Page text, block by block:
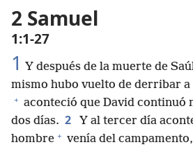
la
Biblia
2 Samuel
1:1-27
1 Y después de la muerte de
mismo hubo vuelto de derribar a
+ aconteció que David continuó
dos días. 2
Y al tercer día
hombre + venía del